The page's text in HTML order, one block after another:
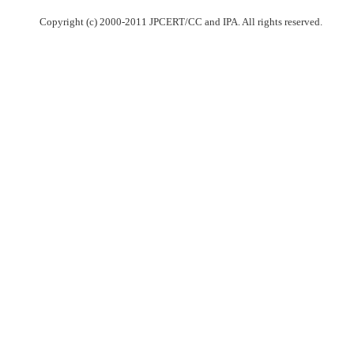
Copyright (c) 2000-2011 JPCERT/CC and IPA. All rights reserved.